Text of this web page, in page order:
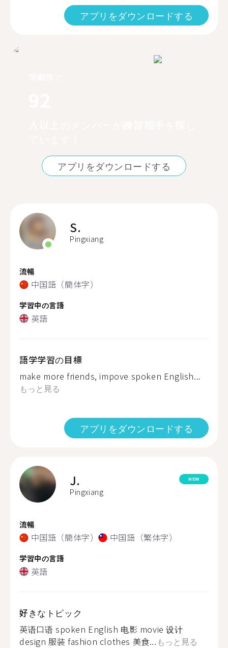
アプリをダウンロードする
アプリをダウンロードする
S.
Pingxiang
流暢
中国語（簡体字）
学習中の言語
英語
語学学習の目標
make more friends, impove spoken English...
もっと見る
アプリをダウンロードする
J.
Pingxiang
NEW
流暢
中国語（簡体字） 中国語（繁体字）
学習中の言語
英語
好きなトピック
英语口语 spoken English 电影 movie 设计
design 服装 fashion clothes 美食... もっと見る